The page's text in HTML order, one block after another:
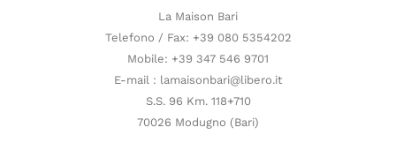
La Maison Bari
Telefono / Fax: +39 080 5354202
Mobile: +39 347 546 9701
E-mail : lamaisonbari@libero.it
S.S. 96 Km. 118+710
70026 Modugno (Bari)